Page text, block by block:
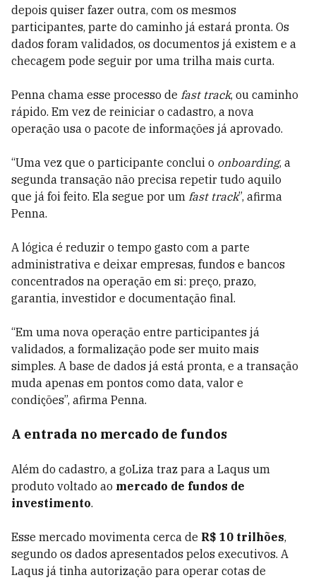
depois quiser fazer outra, com os mesmos
participantes, parte do caminho já estará pronta. Os
dados foram validados, os documentos já existem e a
checagem pode seguir por uma trilha mais curta.
Penna chama esse processo de fast track, ou caminho
rápido. Em vez de reiniciar o cadastro, a nova
operação usa o pacote de informações já aprovado.
“Uma vez que o participante conclui o onboarding, a
segunda transação não precisa repetir tudo aquilo
que já foi feito. Ela segue por um fast track”, afirma
Penna.
A lógica é reduzir o tempo gasto com a parte
administrativa e deixar empresas, fundos e bancos
concentrados na operação em si: preço, prazo,
garantia, investidor e documentação final.
“Em uma nova operação entre participantes já
validados, a formalização pode ser muito mais
simples. A base de dados já está pronta, e a transação
muda apenas em pontos como data, valor e
condições”, afirma Penna.
A entrada no mercado de fundos
Além do cadastro, a goLiza traz para a Laqus um
produto voltado ao mercado de fundos de
investimento.
Esse mercado movimenta cerca de R$ 10 trilhões,
segundo os dados apresentados pelos executivos. A
Laqus já tinha autorização para operar cotas de